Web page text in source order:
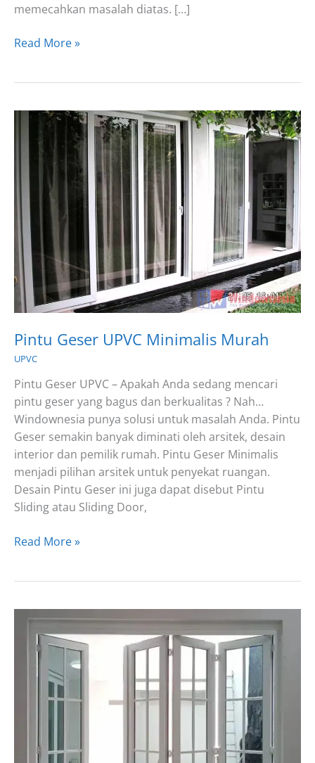
memecahkan masalah diatas. […]
Pintu
Read More »
Pintu Geser UPVC Minimalis Murah
UPVC
Pintu Geser UPVC – Apakah Anda sedang mencari
pintu geser yang bagus dan berkualitas ? Nah…
Windownesia punya solusi untuk masalah Anda. Pintu
Geser semakin banyak diminati oleh arsitek, desain
interior dan pemilik rumah. Pintu Geser Minimalis
menjadi pilihan arsitek untuk penyekat ruangan.
Desain Pintu Geser ini juga dapat disebut Pintu
Sliding atau Sliding Door,
Pintu
Murah
Read More »